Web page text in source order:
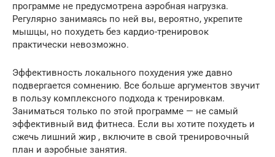
программе не предусмотрена аэробная нагрузка.
Регулярно занимаясь по ней вы, вероятно, укрепите
мышцы, но похудеть без кардио-тренировок
практически невозможно.
Эффективность локального похудения уже давно
подвергается сомнению. Все больше аргументов звучит
в пользу комплексного подхода к тренировкам.
Заниматься только по этой программе — не самый
эффективный вид фитнеса. Если вы хотите похудеть и
сжечь лишний жир , включите в свой тренировочный
план и аэробные занятия.